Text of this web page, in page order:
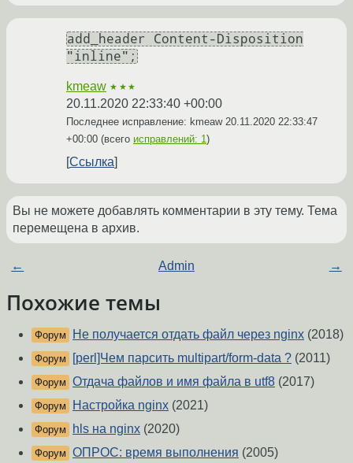
add_header Content-Disposition
"inline";
kmeaw ★★★
20.11.2020 22:33:40 +00:00
Последнее исправление: kmeaw 20.11.2020 22:33:47
+00:00 (всего исправлений: 1)
Ссылка
Вы не можете добавлять комментарии в эту тему. Тема
перемещена в архив.
← Admin →
Похожие темы
Форум Не получается отдать файл через nginx (2018)
Форум [perl]Чем парсить multipart/form-data ? (2011)
Форум Отдача файлов и имя файла в utf8 (2017)
Форум Настройка nginx (2021)
Форум hls на nginx (2020)
Форум ОПРОС: время выполнения (2005)